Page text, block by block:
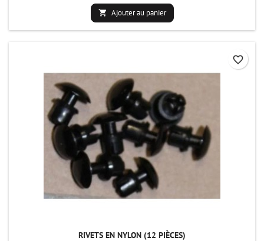
 Ajouter au panier
RIVETS EN NYLON (12 PIÈCES)
favorite_border